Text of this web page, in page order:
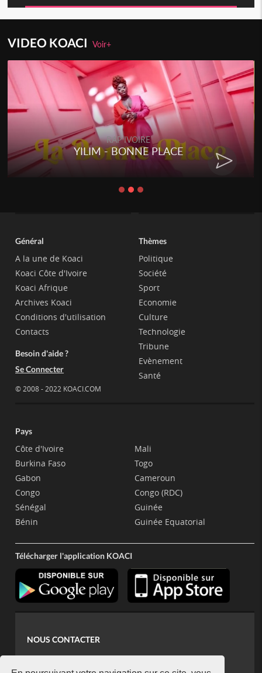
VIDEO KOACIVoir+
RAP IVOIRE
YILIM - BONNE PLACE
Général
A la une de Koaci
Koaci Côte d'Ivoire
Koaci Afrique
Archives Koaci
Conditions d'utilisation
Contacts
Besoin d'aide ?
Se Connecter
© 2008 - 2022 KOACI.COM
Thèmes
Politique
Société
Sport
Economie
Culture
Technologie
Tribune
Evènement
Santé
Pays
Côte d'Ivoire
Burkina Faso
Gabon
Congo
Sénégal
Bénin
Mali
Togo
Cameroun
Congo (RDC)
Guinée
Guinée Equatorial
Télécharger l'application KOACI
NOUS CONTACTER